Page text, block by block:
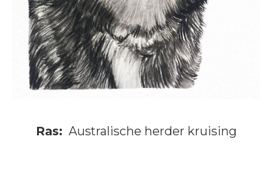
Ras: Australische herder kruising